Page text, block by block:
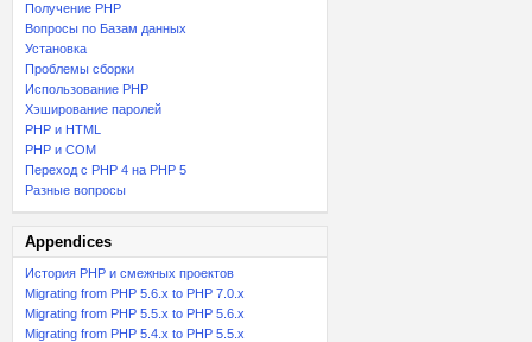
Получение PHP
Вопросы по Базам данных
Установка
Проблемы сборки
Использование PHP
Хэширование паролей
PHP и HTML
PHP и COM
Переход с PHP 4 на PHP 5
Разные вопросы
Appendices
История PHP и смежных проектов
Migrating from PHP 5.6.x to PHP 7.0.x
Migrating from PHP 5.5.x to PHP 5.6.x
Migrating from PHP 5.4.x to PHP 5.5.x